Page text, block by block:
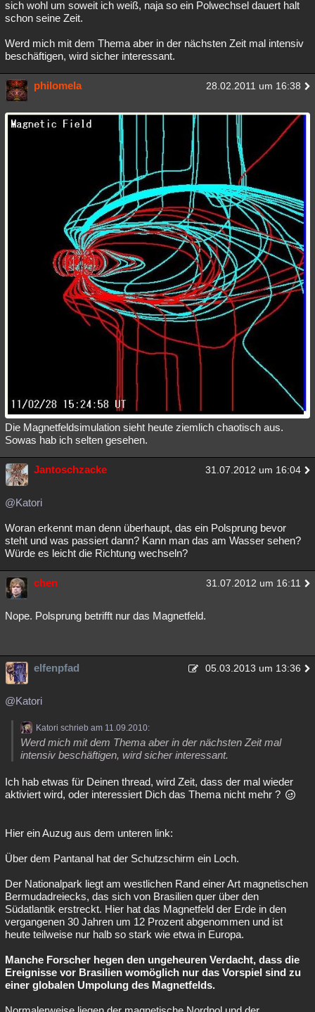
sich wohl um soweit ich weiß, naja so ein Polwechsel dauert halt
schon seine Zeit.
Werd mich mit dem Thema aber in der nächsten Zeit mal intensiv
beschäftigen, wird sicher interessant.
philomela 28.02.2011 um 16:38
Die Magnetfeldsimulation sieht heute ziemlich chaotisch aus.
Sowas hab ich selten gesehen.
Jantoschzacke 31.07.2012 um 16:04
@Katori
Woran erkennt man denn überhaupt, das ein Polsprung bevor
steht und was passiert dann? Kann man das am Wasser sehen?
Würde es leicht die Richtung wechseln?
chen 31.07.2012 um 16:11
Nope. Polsprung betrifft nur das Magnetfeld.
elfenpfad 05.03.2013 um 13:36
@Katori
Katori schrieb am 11.09.2010:
Werd mich mit dem Thema aber in der nächsten Zeit mal
intensiv beschäftigen, wird sicher interessant.
Ich hab etwas für Deinen thread, wird Zeit, dass der mal wieder
aktiviert wird, oder interessiert Dich das Thema nicht mehr ?
Hier ein Auzug aus dem unteren link:
Über dem Pantanal hat der Schutzschirm ein Loch.
Der Nationalpark liegt am westlichen Rand einer Art magnetischen
Bermudadreiecks, das sich von Brasilien quer über den
Südatlantik erstreckt. Hier hat das Magnetfeld der Erde in den
vergangenen 30 Jahren um 12 Prozent abgenommen und ist
heute teilweise nur halb so stark wie etwa in Europa.
Manche Forscher hegen den ungeheuren Verdacht, dass die
Ereignisse vor Brasilien womöglich nur das Vorspiel sind zu
einer globalen Umpolung des Magnetfelds.